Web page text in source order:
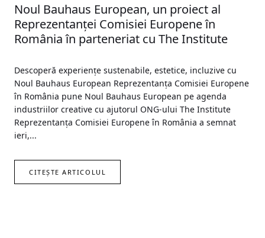
Noul Bauhaus European, un proiect al
Reprezentanței Comisiei Europene în
România în parteneriat cu The Institute
Descoperă experiențe sustenabile, estetice, incluzive cu
Noul Bauhaus European Reprezentanța Comisiei Europene
în România pune Noul Bauhaus European pe agenda
industriilor creative cu ajutorul ONG-ului The Institute
Reprezentanța Comisiei Europene în România a semnat
ieri,...
CITEȘTE ARTICOLUL